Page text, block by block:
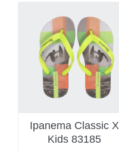
Ipanema Classic X
Kids 83185